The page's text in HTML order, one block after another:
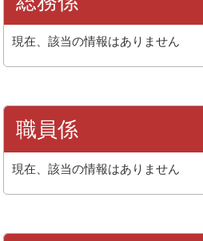
現在、該当の情報はありません
職員係
現在、該当の情報はありません